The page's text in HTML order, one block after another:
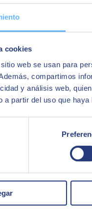
cookies
web se usan para
compartimos
y análisis web,
a partir del uso que
un servicio o una
a Ortega y Gasset
ha puesto él u otros), y
reunión que
de la
que nos comparte
se requieren de
consecuentes
y formularios
identificar ámbitos
incluirá aspectos
experiencia positiva)”.
el propio
análisis predictivo
que persiguen medir,
encuesta para